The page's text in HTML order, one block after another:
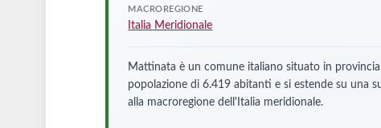
MACROREGIONE
Italia Meridionale
Mattinata è un comune italiano situato in
popolazione di 6.419 abitanti e si estende su una
alla macroregione dell'Italia meridionale.